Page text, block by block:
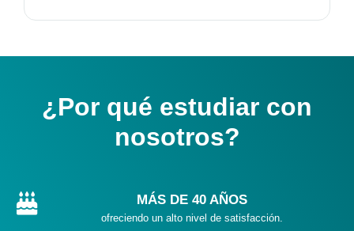
¿Por qué estudiar con
nosotros?
MÁS DE 40 AÑOS
ofreciendo un alto nivel de satisfacción.